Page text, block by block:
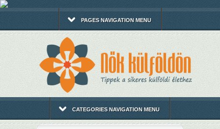
PAGES NAVIGATION MENU
CATEGORIES NAVIGATION MENU